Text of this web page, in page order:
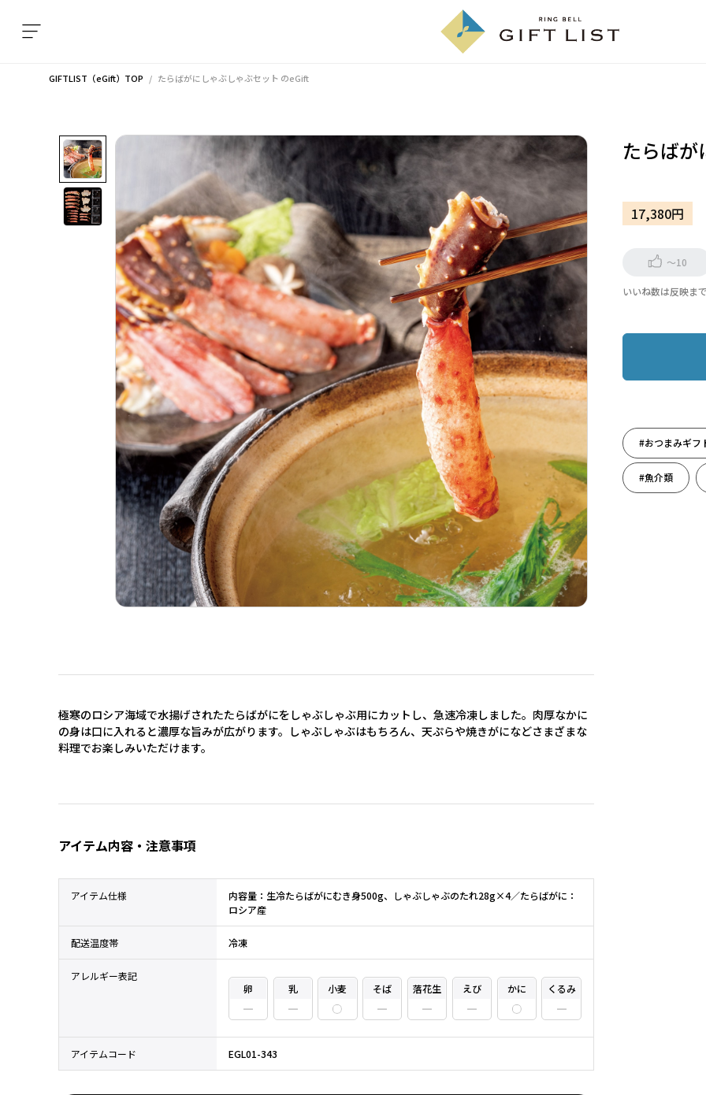
GIFTLIST（eGift）TOP たらばがにしゃぶしゃぶセット のeGift
極寒のロシア海域で水揚げされたたらばがにをしゃぶしゃぶ用にカットし、急速冷凍しました。肉厚なかに
の身は口に入れると濃厚な旨みが広がります。しゃぶしゃぶはもちろん、天ぷらや焼きがになどさまざまな
料理でお楽しみいただけます。
アイテム内容・注意事項
アイテム仕様
内容量：生冷たらばがにむき身500g、しゃぶしゃぶのたれ28g×4／たらばがに：
ロシア産
配送温度帯 冷凍
アレルギー表記
卵
乳 小麦 そば 落花生 えび かに くるみ
アイテムコード EGL01-343
たらばが
17,380円
～10
いいね数は反映ま
#おつまみギフ
#魚介類